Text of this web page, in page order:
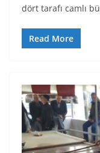
dört tarafı camlı
Read More